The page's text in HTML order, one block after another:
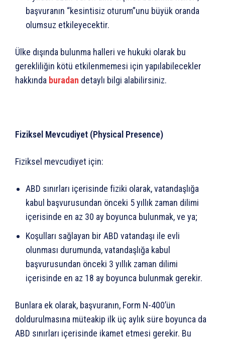
başvuranın “kesintisiz oturum”unu büyük oranda
olumsuz etkileyecektir.
Ülke dışında bulunma halleri ve hukuki olarak bu
gerekliliğin kötü etkilenmemesi için yapılabilecekler
hakkında buradan detaylı bilgi alabilirsiniz.
Fiziksel Mevcudiyet (Physical Presence)
Fiziksel mevcudiyet için:
ABD sınırları içerisinde fiziki olarak, vatandaşlığa
kabul başvurusundan önceki 5 yıllık zaman dilimi
içerisinde en az 30 ay boyunca bulunmak, ve ya;
Koşulları sağlayan bir ABD vatandaşı ile evli
olunması durumunda, vatandaşlığa kabul
başvurusundan önceki 3 yıllık zaman dilimi
içerisinde en az 18 ay boyunca bulunmak gerekir.
Bunlara ek olarak, başvuranın, Form N-400’ün
doldurulmasına müteakip ilk üç aylık süre boyunca da
ABD sınırları içerisinde ikamet etmesi gerekir. Bu